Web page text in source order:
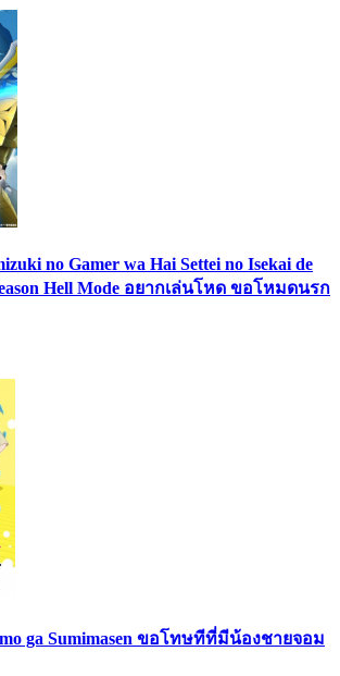
no Gamer wa Hai Settei no Isekai de
Hell Mode อยากเล่นโหด ขอโหมดนรก
ga Sumimasen ขอโทษทีที่มีน้องชายจอม